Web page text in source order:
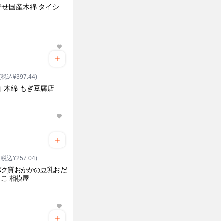
せ国産木綿 タイシ
税込¥397.44)
木綿 もぎ豆腐店
税込¥257.04)
質おかかの豆乳おだ
相模屋